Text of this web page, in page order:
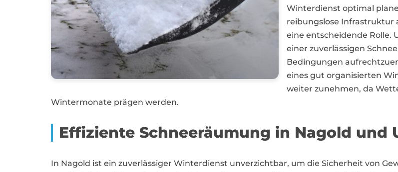
Winterdienst optimal
reibungslose Infrastruktur
eine entscheidende
einer zuverlässigen
Bedingungen
eines gut organisierten
weiter zunehmen, da
Wintermonate prägen werden.
Effiziente Schneeräumung in Nagold und
In Nagold ist ein zuverlässiger Winterdienst unverzichtbar, um die Sicherheit von